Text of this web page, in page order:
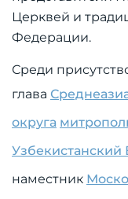
Церквей и
Федерации.
Среди
глава
округа
Узбекистанский
наместник